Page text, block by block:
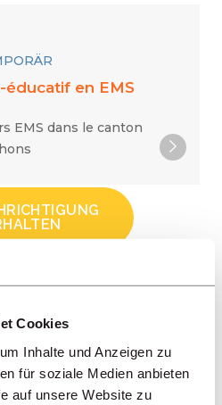
Cookies
Inhalte und Anzeigen zu
für soziale Medien anbieten
auf unsere Website zu
en EMS
EMS dans le canton
MEHR